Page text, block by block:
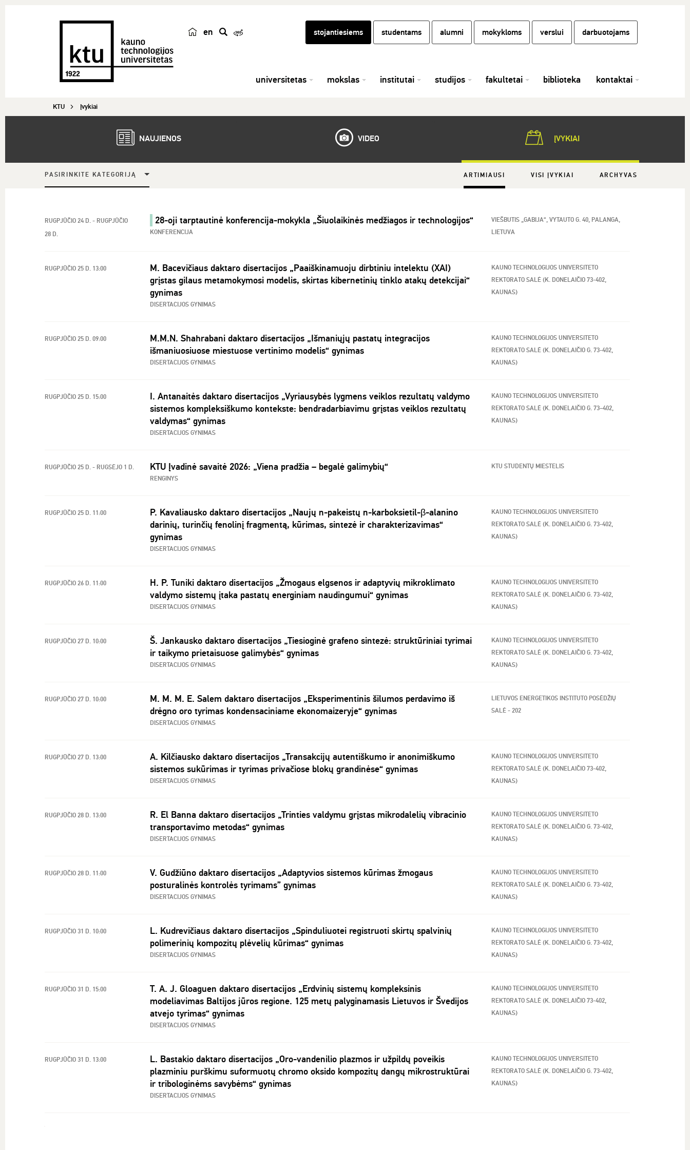
en stojantiesiems studentams alumni mokykloms verslui darbuotojams
universitetas mokslas institutai studijos fakultetai biblioteka kontaktai
KTU Įvykiai
NAUJIENOS VIDEO ĮVYKIAI
PASIRINKITE KATEGORIJĄ ARTIMIAUSI VISI ĮVYKIAI ARCHYVAS
RUGPJŪČIO 24 D. - RUGPJŪČIO
28 D.
28-oji tarptautinė konferencija-mokykla „Šiuolaikinės medžiagos ir technologijos“
KONFERENCIJA
VIEŠBUTIS „GABIJA“, VYTAUTO G. 40, PALANGA,
LIETUVA
RUGPJŪČIO 25 D. 13:00
M. Bacevičiaus daktaro disertacijos „Paaiškinamuoju dirbtiniu intelektu (XAI)
grįstas gilaus metamokymosi modelis, skirtas kibernetinių tinklo atakų detekcijai“
gynimas
DISERTACIJOS GYNIMAS
KAUNO TECHNOLOGIJOS UNIVERSITETO
REKTORATO SALĖ (K. DONELAIČIO 73-402,
KAUNAS)
RUGPJŪČIO 25 D. 09:00
M.M.N. Shahrabani daktaro disertacijos „Išmaniųjų pastatų integracijos
išmaniuosiuose miestuose vertinimo modelis“ gynimas
DISERTACIJOS GYNIMAS
KAUNO TECHNOLOGIJOS UNIVERSITETO
REKTORATO SALĖ (K. DONELAIČIO G. 73-402,
KAUNAS)
RUGPJŪČIO 25 D. 15:00
I. Antanaitės daktaro disertacijos „Vyriausybės lygmens veiklos rezultatų valdymo
sistemos kompleksiškumo kontekste: bendradarbiavimu grįstas veiklos rezultatų
valdymas“ gynimas
DISERTACIJOS GYNIMAS
KAUNO TECHNOLOGIJOS UNIVERSITETO
REKTORATO SALĖ (K. DONELAIČIO G. 73–402,
KAUNAS)
RUGPJŪČIO 25 D. - RUGSĖJO 1 D. KTU Įvadinė savaitė 2026: „Viena pradžia – begalė galimybių“
RENGINYS
KTU STUDENTŲ MIESTELIS
RUGPJŪČIO 25 D. 11:00
P. Kavaliausko daktaro disertacijos „Naujų n-pakeistų n-karboksietil-β-alanino
darinių, turinčių fenolinį fragmentą, kūrimas, sintezė ir charakterizavimas“
gynimas
DISERTACIJOS GYNIMAS
KAUNO TECHNOLOGIJOS UNIVERSITETO
REKTORATO SALĖ (K. DONELAIČIO G. 73-402,
KAUNAS)
RUGPJŪČIO 26 D. 11:00
H. P. Tuniki daktaro disertacijos „Žmogaus elgsenos ir adaptyvių mikroklimato
valdymo sistemų įtaka pastatų energiniam naudingumui“ gynimas
DISERTACIJOS GYNIMAS
KAUNO TECHNOLOGIJOS UNIVERSITETO
REKTORATO SALĖ (K. DONELAIČIO G. 73-402,
KAUNAS)
RUGPJŪČIO 27 D. 10:00
Š. Jankausko daktaro disertacijos „Tiesioginė grafeno sintezė: struktūriniai tyrimai
ir taikymo prietaisuose galimybės“ gynimas
DISERTACIJOS GYNIMAS
KAUNO TECHNOLOGIJOS UNIVERSITETO
REKTORATO SALĖ (K. DONELAIČIO G. 73-402,
KAUNAS)
RUGPJŪČIO 27 D. 10:00
M. M. M. E. Salem daktaro disertacijos „Eksperimentinis šilumos perdavimo iš
drėgno oro tyrimas kondensaciniame ekonomaizeryje“ gynimas
DISERTACIJOS GYNIMAS
LIETUVOS ENERGETIKOS INSTITUTO POSĖDŽIŲ
SALĖ - 202
RUGPJŪČIO 27 D. 13:00
A. Kilčiausko daktaro disertacijos „Transakcijų autentiškumo ir anonimiškumo
sistemos sukūrimas ir tyrimas privačiose blokų grandinėse“ gynimas
DISERTACIJOS GYNIMAS
KAUNO TECHNOLOGIJOS UNIVERSITETO
REKTORATO SALĖ (K. DONELAIČIO 73-402,
KAUNAS)
RUGPJŪČIO 28 D. 13:00
R. El Banna daktaro disertacijos „Trinties valdymu grįstas mikrodalelių vibracinio
transportavimo metodas“ gynimas
DISERTACIJOS GYNIMAS
KAUNO TECHNOLOGIJOS UNIVERSITETO
REKTORATO SALĖ (K. DONELAIČIO G. 73-402,
KAUNAS)
RUGPJŪČIO 28 D. 11:00
V. Gudžiūno daktaro disertacijos „Adaptyvios sistemos kūrimas žmogaus
posturalinės kontrolės tyrimams” gynimas
DISERTACIJOS GYNIMAS
KAUNO TECHNOLOGIJOS UNIVERSITETO
REKTORATO SALĖ (K. DONELAIČIO G. 73-402,
KAUNAS)
RUGPJŪČIO 31 D. 10:00
L. Kudrevičiaus daktaro disertacijos „Spinduliuotei registruoti skirtų spalvinių
polimerinių kompozitų plėvelių kūrimas“ gynimas
DISERTACIJOS GYNIMAS
KAUNO TECHNOLOGIJOS UNIVERSITETO
REKTORATO SALĖ (K. DONELAIČIO G. 73-402,
KAUNAS)
RUGPJŪČIO 31 D. 15:00
T. A. J. Gloaguen daktaro disertacijos „Erdvinių sistemų kompleksinis
modeliavimas Baltijos jūros regione. 125 metų palyginamasis Lietuvos ir Švedijos
atvejo tyrimas“ gynimas
DISERTACIJOS GYNIMAS
KAUNO TECHNOLOGIJOS UNIVERSITETO
REKTORATO SALĖ (K. DONELAIČIO 73-402,
KAUNAS)
RUGPJŪČIO 31 D. 13:00
L. Bastakio daktaro disertacijos „Oro-vandenilio plazmos ir užpildų poveikis
plazminiu purškimu suformuotų chromo oksido kompozitų dangų mikrostruktūrai
ir tribologinėms savybėms“ gynimas
DISERTACIJOS GYNIMAS
KAUNO TECHNOLOGIJOS UNIVERSITETO
REKTORATO SALĖ (K. DONELAIČIO G. 73-402,
KAUNAS)